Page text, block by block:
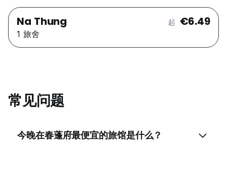
Na Thung 起 €6.49
1 旅舍
常见问题
今晚在春蓬府最便宜的旅馆是什么？